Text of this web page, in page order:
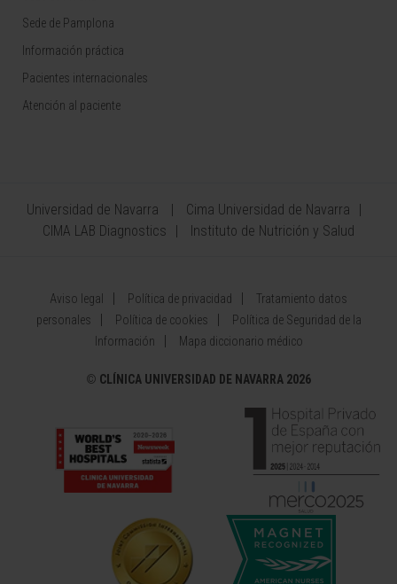
Sede de Pamplona
Información práctica
Pacientes internacionales
Atención al paciente
Universidad de Navarra
Cima Universidad de Navarra
CIMA LAB Diagnostics
Instituto de Nutrición y Salud
Aviso legal Política de privacidad
Tratamiento datos
personales
Política de cookies
Política de Seguridad de la
Información
Mapa diccionario médico
© CLÍNICA UNIVERSIDAD DE NAVARRA 2026